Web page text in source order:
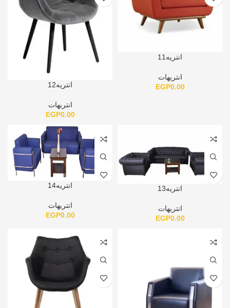
انتريه11
انتريهات
EGP0.00 انتريه12
انتريهات
EGP0.00
انتريه13
انتريهات
EGP0.00
انتريه14
انتريهات
EGP0.00